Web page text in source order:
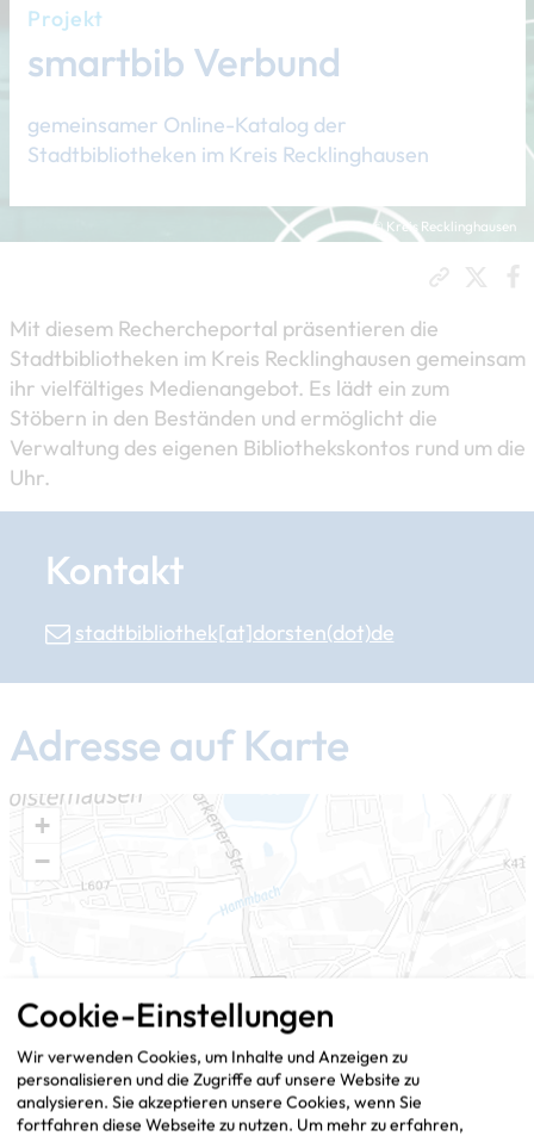
© Kreis Recklinghausen
Projekt
smartbib Verbund
gemeinsamer Online-Katalog der
Stadtbibliotheken im Kreis Recklinghausen
Mit diesem Rechercheportal präsentieren die
Stadtbibliotheken im Kreis Recklinghausen gemeinsam
ihr vielfältiges Medienangebot. Es lädt ein zum
Stöbern in den Beständen und ermöglicht die
Verwaltung des eigenen Bibliothekskontos rund um die
Uhr.
Kontakt
stadtbibliothek[at]​dorsten(dot)de
Adresse auf Karte
+
−
Cookie-Einstellungen
Wir verwenden Cookies, um Inhalte und Anzeigen zu
personalisieren und die Zugriffe auf unsere Website zu
analysieren. Sie akzeptieren unsere Cookies, wenn Sie
fortfahren diese Webseite zu nutzen. Um mehr zu erfahren,